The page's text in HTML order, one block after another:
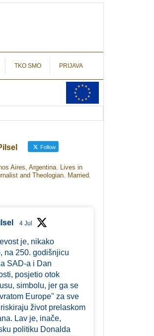
TKO SMO PRIJAVA
Follow
Aires, Argentina. Lives in
and Theologian. Married.
4 Jul
je, nikako
na 250. godišnjicu
SAD-a i Dan
posjetio otok
simbolu, jer ga se
Europe" za sve
život prelaskom
Lav je, inače,
politiku Donalda